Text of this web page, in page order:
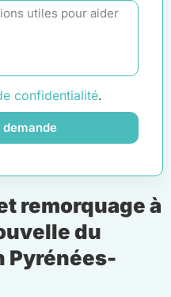
confidentialité.
remorquage à
du
Pyrénées-